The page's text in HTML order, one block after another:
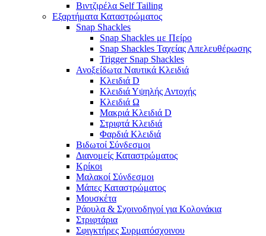
Βιντζιρέλα Self Tailing
Εξαρτήματα Καταστρώματος
Snap Shackles
Snap Shackles με Πείρο
Snap Shackles Ταχείας Απελευθέρωσης
Trigger Snap Shackles
Ανοξείδωτα Ναυτικά Κλειδιά
Κλειδιά D
Κλειδιά Υψηλής Αντοχής
Κλειδιά Ω
Μακριά Κλειδιά D
Στριφτά Κλειδιά
Φαρδιά Κλειδιά
Βιδωτοί Σύνδεσμοι
Διανομείς Καταστρώματος
Κρίκοι
Μαλακοί Σύνδεσμοι
Μάπες Καταστρώματος
Μουσκέτα
Ράουλα & Σχοινοδηγοί για Κολονάκια
Στριφτάρια
Σφιγκτήρες Συρματόσχοινου